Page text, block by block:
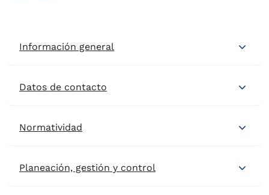
Información general
Datos de contacto
Normatividad
Planeación, gestión y control